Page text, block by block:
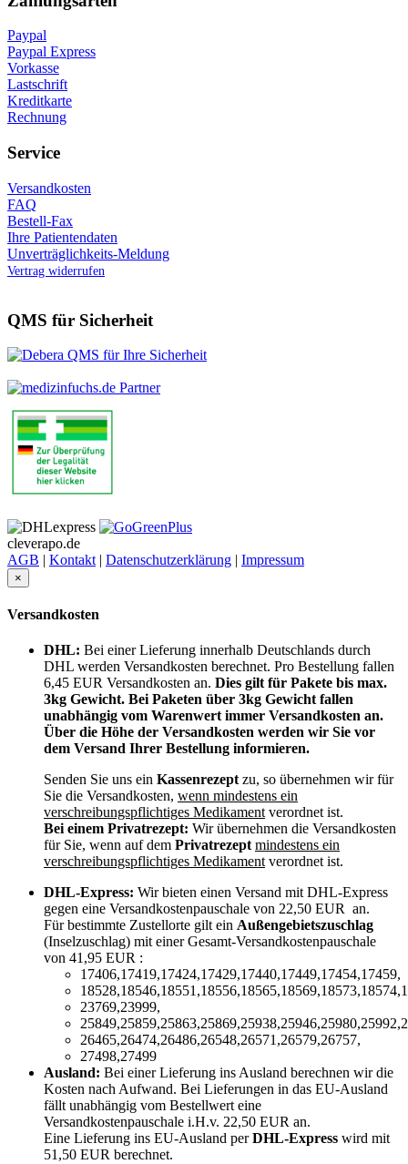
Paypal
Paypal Express
Vorkasse
Lastschrift
Kreditkarte
Rechnung
Service
Versandkosten
FAQ
Bestell-Fax
Ihre Patientendaten
Unverträglichkeits-Meldung
Vertrag widerrufen
QMS für Sicherheit
cleverapo.de
AGB | Kontakt | Datenschutzerklärung | Impressum
×
Versandkosten
DHL: Bei einer Lieferung innerhalb Deutschlands durch
DHL werden Versandkosten berechnet. Pro Bestellung fallen
6,45 EUR Versandkosten an. Dies gilt für Pakete bis max.
3kg Gewicht. Bei Paketen über 3kg Gewicht fallen
unabhängig vom Warenwert immer Versandkosten an.
Über die Höhe der Versandkosten werden wir Sie vor
dem Versand Ihrer Bestellung informieren.
Senden Sie uns ein Kassenrezeptzu, so übernehmen wir für
Sie die Versandkosten, wenn mindestens ein
verschreibungspflichtiges Medikamentverordnet ist.
Bei einem Privatrezept: Wir übernehmen die Versandkosten
für Sie, wenn auf dem Privatrezept mindestens ein
verschreibungspflichtiges Medikamentverordnet ist.
DHL-Express: Wir bieten einen Versand mit DHL-Express
gegen eine Versandkostenpauschale von 22,50 EUR an.
Für bestimmte Zustellorte gilt ein Außengebietszuschlag
(Inselzuschlag) mit einer Gesamt-Versandkostenpauschale
von 41,95 EUR :
17406,17419,17424,17429,17440,17449,17454,17459,
23769,23999,
26465,26474,26486,26548,26571,26579,26757,
27498,27499
Ausland: Bei einer Lieferung ins Ausland berechnen wir die
Kosten nach Aufwand. Bei Lieferungen in das EU-Ausland
fällt unabhängig vom Bestellwert eine
Versandkostenpauschale i.H.v. 22,50 EUR an.
Eine Lieferung ins EU-Ausland perDHL-Express wird mit
51,50 EUR berechnet.